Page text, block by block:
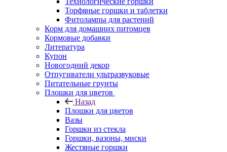
Торфяные горшки и таблетки
Фитолампы для растений
Корм для домашних питомцев
Кормовые добавки
Литература
Купон
Новогодний декор
Отпугиватели ультразвуковые
Питательные грунты
Плошки для цветов
Назад
Плошки для цветов
Вазы
Горшки из стекла
Горшки, вазоны, миски
Жестяные горшки